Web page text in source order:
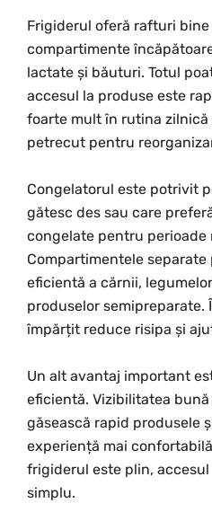
Frigiderul oferă rafturi
compartimente
lactate și băuturi. Totul
accesul la produse este
foarte mult în rutina
petrecut pentru
Congelatorul este potrivit
gătesc des sau care
congelate pentru perioade
Compartimentele
eficientă a cărnii,
produselor semipreparate.
împărțit reduce risipa și
Un alt avantaj important
eficientă. Vizibilitatea
găsească rapid produsele
experiență mai
frigiderul este plin,
simplu.